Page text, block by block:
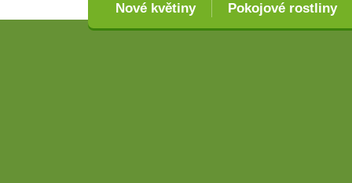
Nové květiny Pokojové rostliny